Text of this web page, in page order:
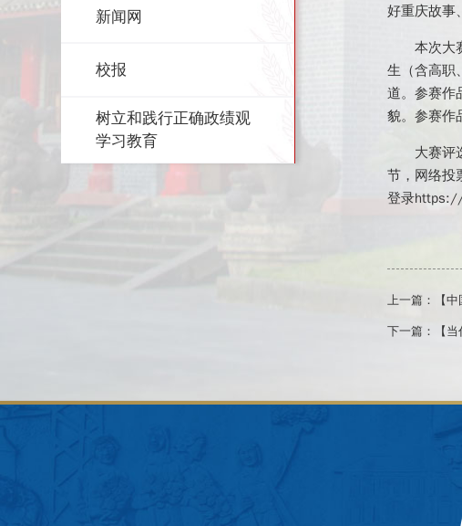
新闻网
校报
树立和践行正确政绩观
学习教育
好重庆故事
本次大
生（含高职
道。参赛作
貌。参赛作
大赛评
节，网络投
登录https://
上一篇：
【
下一篇：
【